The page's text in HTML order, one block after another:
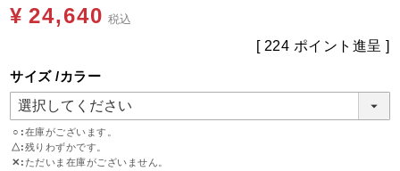
¥ 24,640 税込
[ 224 ポイント進呈 ]
サイズ
カラー
○
在庫がございます。
△ 残りわずかです。
✕
ただいま在庫がございません。